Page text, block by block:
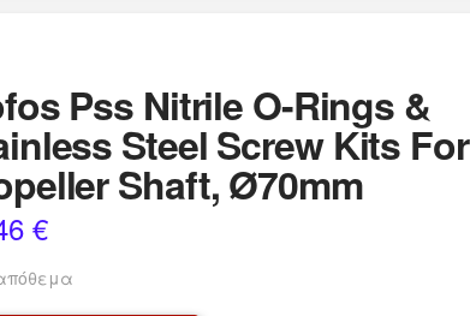
Pss Nitrile O-Rings &
Steel Screw Kits For
Shaft, Ø70mm
€